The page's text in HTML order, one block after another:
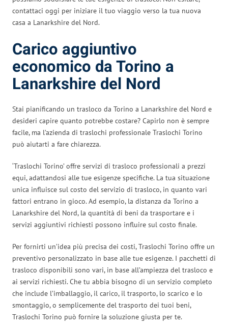
contattaci oggi per iniziare il tuo viaggio verso la tua nuova
casa a Lanarkshire del Nord.
Carico aggiuntivo
economico da Torino a
Lanarkshire del Nord
Stai pianificando un trasloco da Torino a Lanarkshire del Nord e
desideri capire quanto potrebbe costare? Capirlo non è sempre
facile, ma l’azienda di traslochi professionale Traslochi Torino
può aiutarti a fare chiarezza.
‘Traslochi Torino’ offre servizi di trasloco professionali a prezzi
equi, adattandosi alle tue esigenze specifiche. La tua situazione
unica influisce sul costo del servizio di trasloco, in quanto vari
fattori entrano in gioco. Ad esempio, la distanza da Torino a
Lanarkshire del Nord, la quantità di beni da trasportare e i
servizi aggiuntivi richiesti possono influire sul costo finale.
Per fornirti un’idea più precisa dei costi, Traslochi Torino offre un
preventivo personalizzato in base alle tue esigenze. I pacchetti di
trasloco disponibili sono vari, in base all’ampiezza del trasloco e
ai servizi richiesti. Che tu abbia bisogno di un servizio completo
che include l’imballaggio, il carico, il trasporto, lo scarico e lo
smontaggio, o semplicemente del trasporto dei tuoi beni,
Traslochi Torino può fornire la soluzione giusta per te.